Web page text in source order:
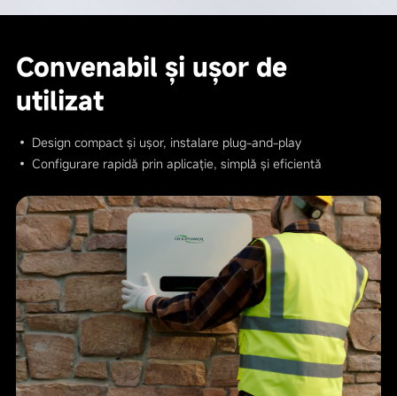
Convenabil și ușor de
utilizat
• Design compact și ușor, instalare plug-and-play
• Configurare rapidă prin aplicație, simplă și eficientă